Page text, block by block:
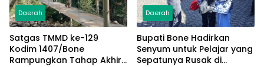
Daerah
Satgas TMMD ke-129
Kodim 1407/Bone
Rampungkan Tahap Akhir
Daerah
Bupati Bone Hadirkan
Senyum untuk Pelajar yang
Sepatunya Rusak di